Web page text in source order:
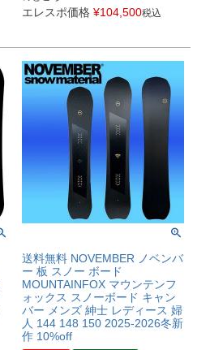
エレスポ価格 ¥104,500税込
送料無料 NOVEMBER ノベンバ
ー 板 スノー ボード
MOUNTAINFOX マウンテンフ
ォックス スノーボード キャン
バー メンズ 紳士 レディース 婦
人 144 148 150 2025-2026冬新
作 10%off